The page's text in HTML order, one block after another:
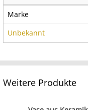
Marke
Unbekannt
Weitere Produkte